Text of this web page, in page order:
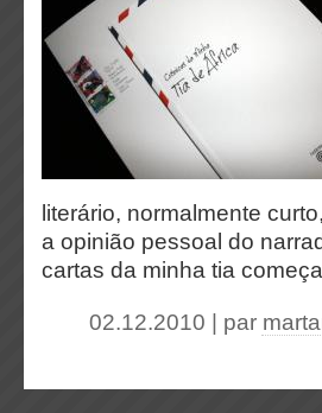
literário, normalmente
a opinião pessoal do
cartas da minha tia
02.12.2010 | par